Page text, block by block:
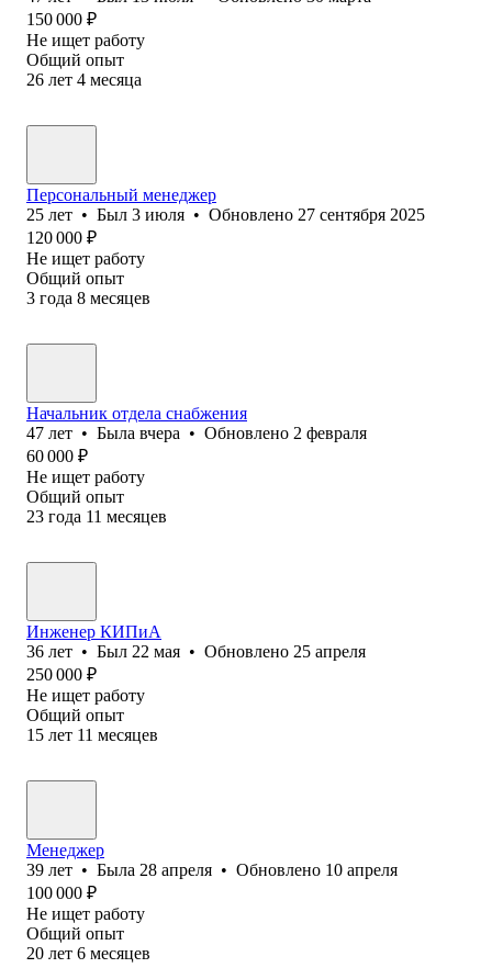
150 000 ₽
Не ищет работу
Общий опыт
26 лет 4 месяца
Персональный менеджер
25 лет • Был 3 июля • Обновлено 27 сентября 2025
120 000 ₽
Не ищет работу
Общий опыт
3 года 8 месяцев
Начальник отдела снабжения
47 лет • Была вчера • Обновлено 2 февраля
60 000 ₽
Не ищет работу
Общий опыт
23 года 11 месяцев
Инженер КИПиА
36 лет • Был 22 мая • Обновлено 25 апреля
250 000 ₽
Не ищет работу
Общий опыт
15 лет 11 месяцев
Менеджер
39 лет • Была 28 апреля • Обновлено 10 апреля
100 000 ₽
Не ищет работу
Общий опыт
20 лет 6 месяцев